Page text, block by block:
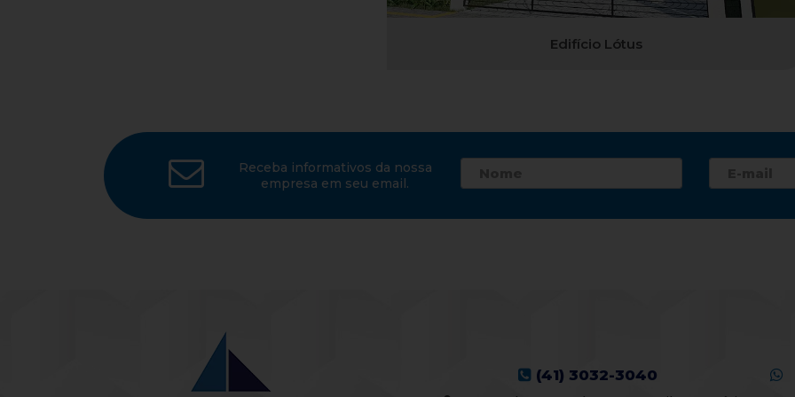
Edifício Lótus
Receba informativos da nossa
empresa em seu email.
(41) 3032-3040